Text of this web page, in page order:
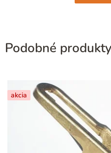
Podobné produkty
akcia